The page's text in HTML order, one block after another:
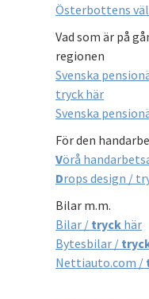
Österbottens
Vad som är på
regionen
Svenska
tryck här
Svenska
För den
Vörå
Drops design /
Bilar m.m.
Bilar / tryck här
Bytesbilar /
Nettiauto.com /